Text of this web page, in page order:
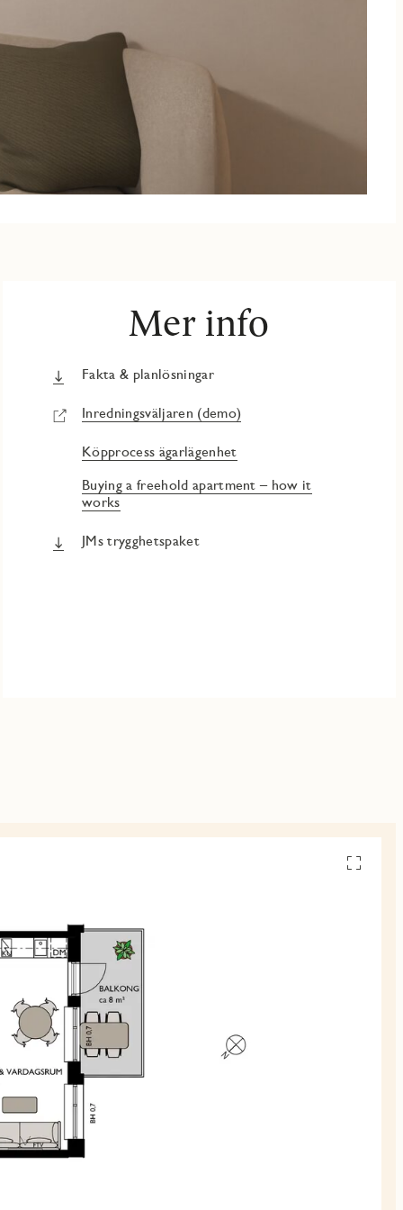
Mer info
Fakta & planlösningar
Inredningsväljaren (demo)
Köpprocess ägarlägenhet
Buying a freehold apartment – how it
works
JMs trygghetspaket
Se